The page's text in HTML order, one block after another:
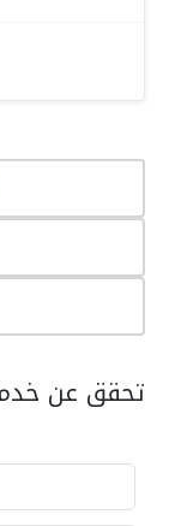
تحقق عن